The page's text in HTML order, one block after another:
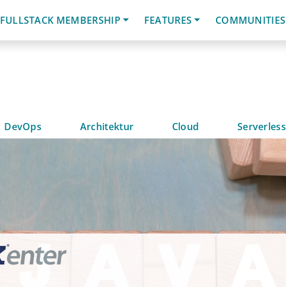
FULLSTACK MEMBERSHIP FEATURES COMMUNITIES
DevOps Architektur Cloud Serverless